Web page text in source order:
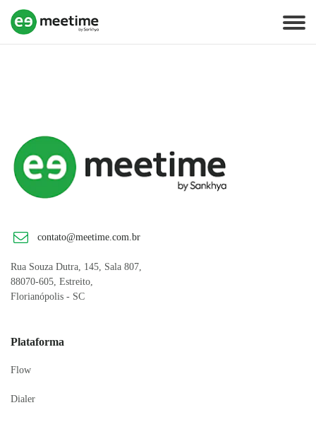
contato@meetime.com.br
Rua Souza Dutra, 145, Sala 807,
88070-605, Estreito,
Florianópolis - SC
Plataforma
Flow
Dialer